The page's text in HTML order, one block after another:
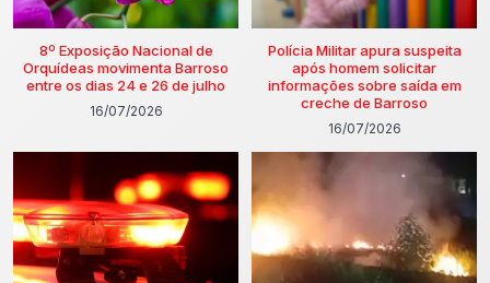
8º Exposição Nacional de
Orquídeas movimenta Barroso
entre os dias 24 e 26 de julho
16/07/2026
Polícia Militar apura suspeita
após homem solicitar
informações sobre saída em
creche de Barroso
16/07/2026